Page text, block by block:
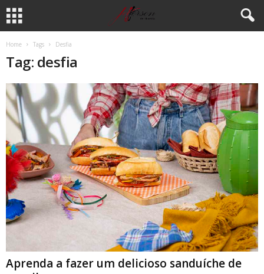
Home Tags Desfia
Tag: desfia
Aprenda a fazer um delicioso sanduíche de